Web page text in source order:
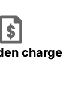
charge